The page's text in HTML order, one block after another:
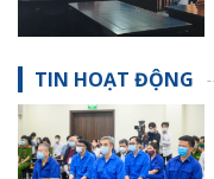
TIN HOẠT ĐỘNG